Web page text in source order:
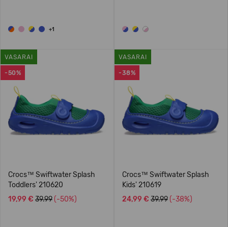
+1
-50%
VASARAI
Crocs™ Swiftwater Splash
Toddlers' 210620
19,99 € 39.99 (-50%)
-38%
VASARAI
Crocs™ Swiftwater Splash
Kids' 210619
24,99 € 39.99 (-38%)